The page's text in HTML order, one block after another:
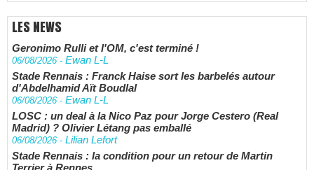
LES NEWS
Geronimo Rulli et l'OM, c'est terminé !
06/08/2026 - Ewan L-L
Stade Rennais : Franck Haise sort les barbelés autour
d'Abdelhamid Aït Boudlal
06/08/2026 - Ewan L-L
LOSC : un deal à la Nico Paz pour Jorge Cestero (Real
Madrid) ? Olivier Létang pas emballé
06/08/2026 - Lilian Lefort
Stade Rennais : la condition pour un retour de Martin
Terrier à Rennes